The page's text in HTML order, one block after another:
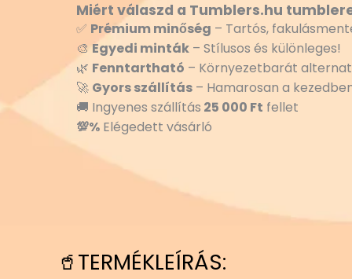
Miért válaszd a Tumblers.hu
✅ Prémium minőség – Tartós,
🎨 Egyedi minták – Stílusos és különleges!
🌿 Fenntartható – Környezetbarát
🚀 Gyors szállítás – Hamarosan a
🚚 Ingyenes szállítás 25 000 Ft fellet
💯% Elégedett vásárló
🥤TERMÉKLEÍRÁS: